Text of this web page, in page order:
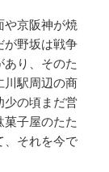
や京阪神が焼
が野坂は戦争
り、そのた
川駅周辺の商
少の頃まだ営
子屋のたた
、それを今で